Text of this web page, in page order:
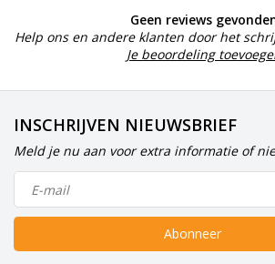
Geen reviews
Help ons en andere klanten door het
Je beoordeling
INSCHRIJVEN NIEUWSBRIEF
Meld je nu aan voor extra informatie of
Abonneer